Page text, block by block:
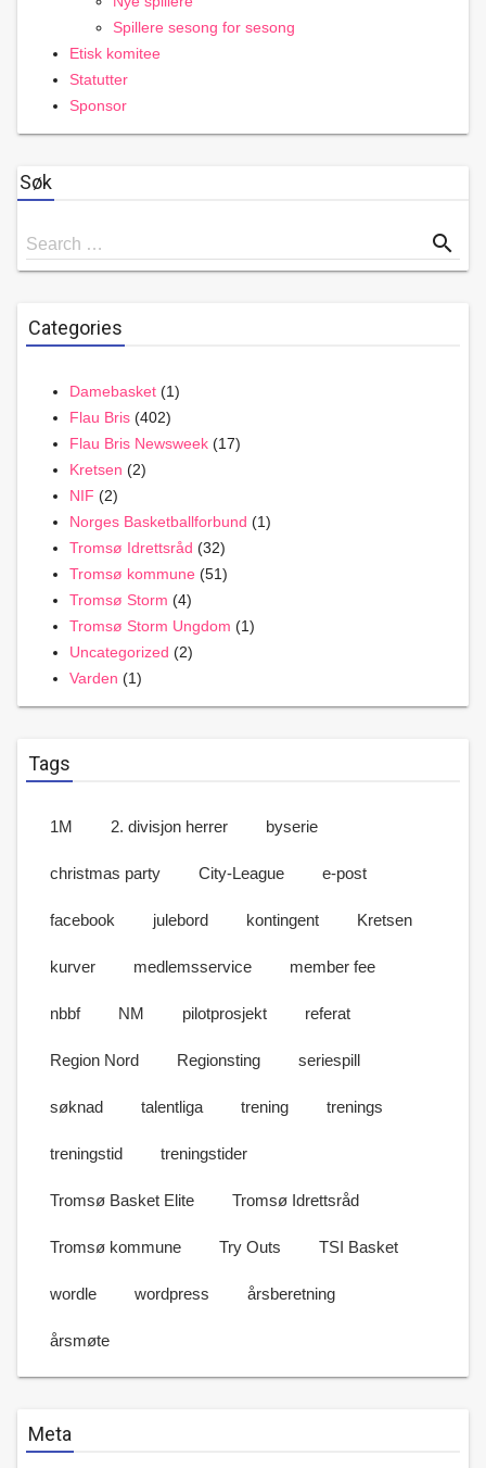
Spillere sesong for sesong
Etisk komitee
Statutter
Sponsor
Søk
Search
for
Search … search
Categories
Damebasket (1)
Flau Bris (402)
Flau Bris Newsweek (17)
Kretsen (2)
NIF (2)
Norges Basketballforbund (1)
Tromsø Idrettsråd (32)
Tromsø kommune (51)
Tromsø Storm (4)
Tromsø Storm Ungdom (1)
Uncategorized (2)
Varden (1)
Tags
1M 2. divisjon herrer byserie
christmas party City-League e-post
facebook julebord kontingent Kretsen
kurver medlemsservice member fee
nbbf NM pilotprosjekt referat
Region Nord Regionsting seriespill
søknad talentliga trening trenings
treningstid treningstider
Tromsø Basket Elite Tromsø Idrettsråd
Tromsø kommune Try Outs TSI Basket
wordle wordpress årsberetning
årsmøte
Meta